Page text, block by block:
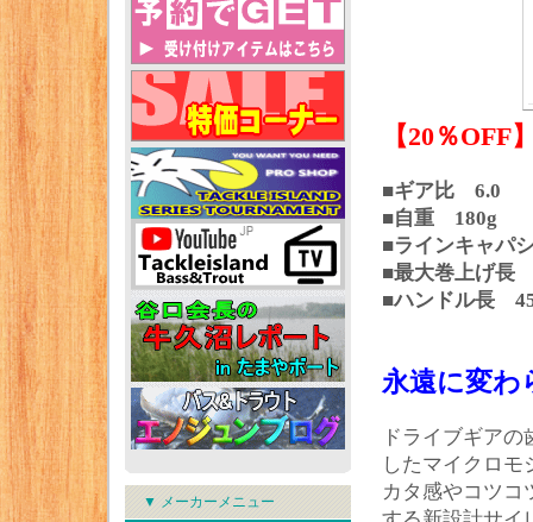
▼ メーカーメニュー
【20％OFF
■ギア比 6.0
■自重 180g
■ラインキャパ
■最大巻上げ長
■ハンドル長
永遠に変わ
ドライブギア
したマイクロ
カタ感やコツコ